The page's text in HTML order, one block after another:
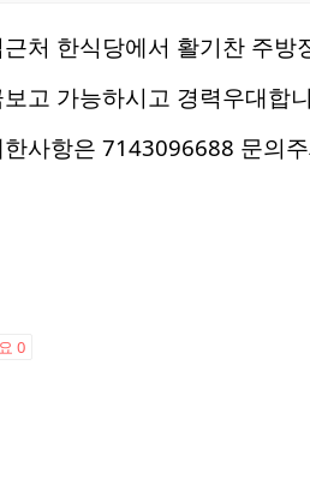
처 한식당에서 활기찬 주방
고 가능하시고 경력우대합
한사항은 7143096688 문의
0